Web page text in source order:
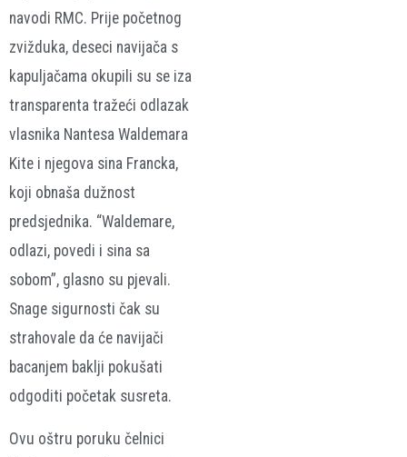
navodi RMC. Prije početnog
zvižduka, deseci navijača s
kapuljačama okupili su se iza
transparenta tražeći odlazak
vlasnika Nantesa Waldemara
Kite i njegova sina Francka,
koji obnaša dužnost
predsjednika. “Waldemare,
odlazi, povedi i sina sa
sobom”, glasno su pjevali.
Snage sigurnosti čak su
strahovale da će navijači
bacanjem baklji pokušati
odgoditi početak susreta.
Ovu oštru poruku čelnici